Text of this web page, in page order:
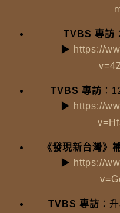
TVBS 專訪
▶ https://
TVBS 專訪 ：
▶ https://
《發現新台灣》
▶ https://
TVBS 專訪 ：